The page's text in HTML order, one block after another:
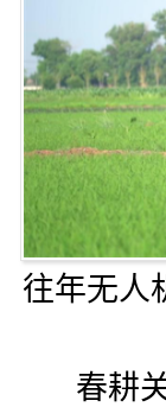
往年无人
春耕关